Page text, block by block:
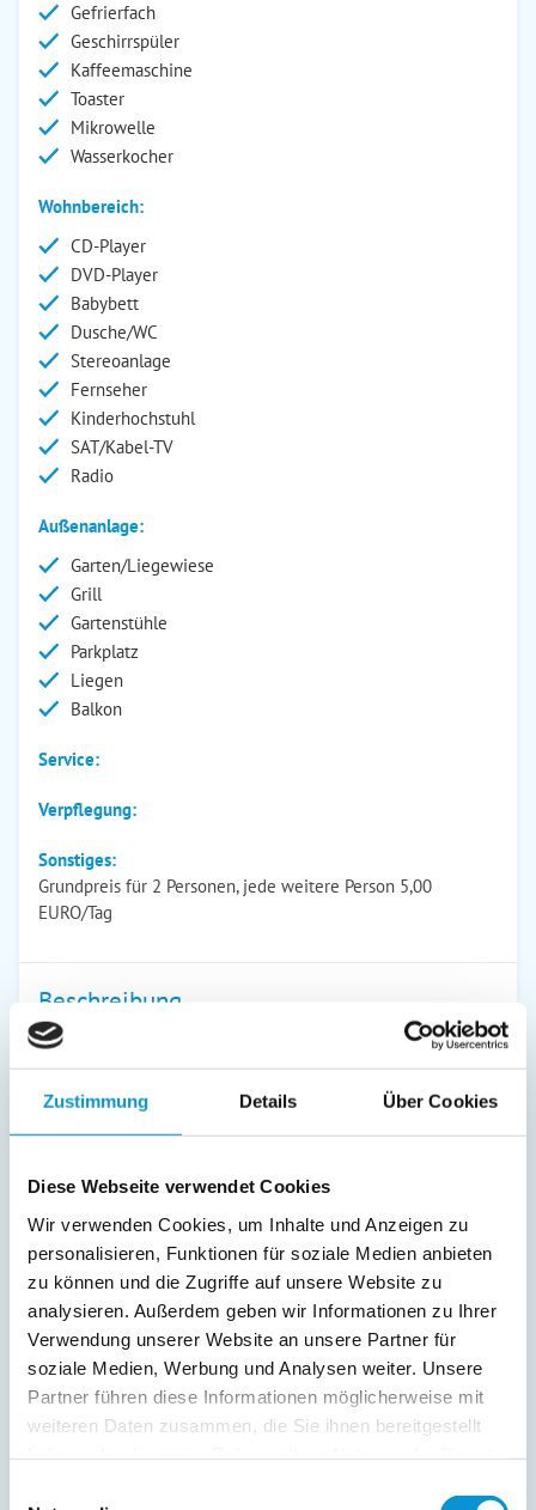
Zustimmung Details Über Cookies
Diese Webseite verwendet Cookies
Wir verwenden Cookies, um Inhalte und Anzeigen zu
personalisieren, Funktionen für soziale Medien anbieten
zu können und die Zugriffe auf unsere Website zu
analysieren. Außerdem geben wir Informationen zu Ihrer
Verwendung unserer Website an unsere Partner für
soziale Medien, Werbung und Analysen weiter. Unsere
Partner führen diese Informationen möglicherweise mit
weiteren Daten zusammen, die Sie ihnen bereitgestellt
Gefrierfach
Geschirrspüler
Kaffeemaschine
Toaster
Mikrowelle
Wasserkocher
Wohnbereich:
CD-Player
DVD-Player
Babybett
Dusche/WC
Stereoanlage
Fernseher
Kinderhochstuhl
SAT/Kabel-TV
Radio
Außenanlage:
Garten/Liegewiese
Grill
Gartenstühle
Parkplatz
Liegen
Balkon
Service:
Verpflegung:
Sonstiges:
Grundpreis für 2 Personen, jede weitere Person 5,00
EURO/Tag
Beschreibung
Gemütliche Dachgeschosswohnung für bis zu 3 (2 +1)
Das Sommernest bietet einen Balkon, ein separates
weiterlesen
Preise (pro Nacht in Euro)
1. Nacht inkl. End­
jede Folge­